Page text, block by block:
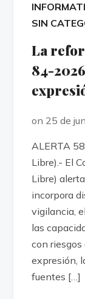
SIN
La
84-
on 25 de
ALERTA
Libre).- El
Libre)
incorpora
vigilancia,
las
con
expresión,
fuentes […]